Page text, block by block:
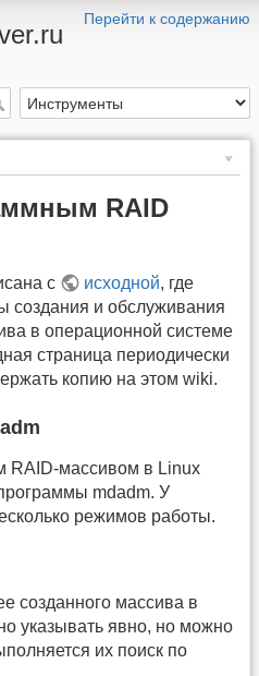
Перейти к содержанию
RAID
с исходной, где
создания и обслуживания
в операционной системе
страница периодически
копию на этом wiki.
RAID-массивом в Linux
mdadm. У
режимов работы.
созданного массива в
указывать явно, но можно
их поиск по